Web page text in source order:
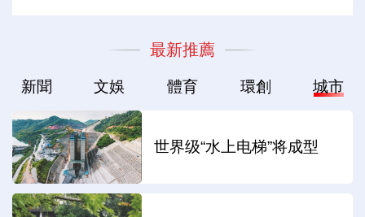
最新推薦
新聞 文娛 體育 環創 城市
世界级“水上电梯”将成型